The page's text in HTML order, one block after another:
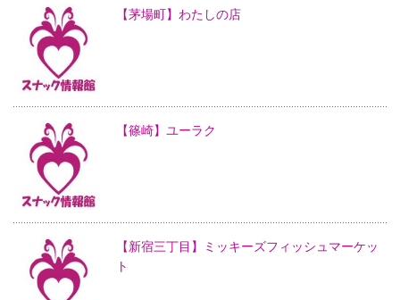
【茅場町】わたしの店
【篠崎】ユーラク
【新宿三丁目】ミッキーズフィッシュマーケッ
ト